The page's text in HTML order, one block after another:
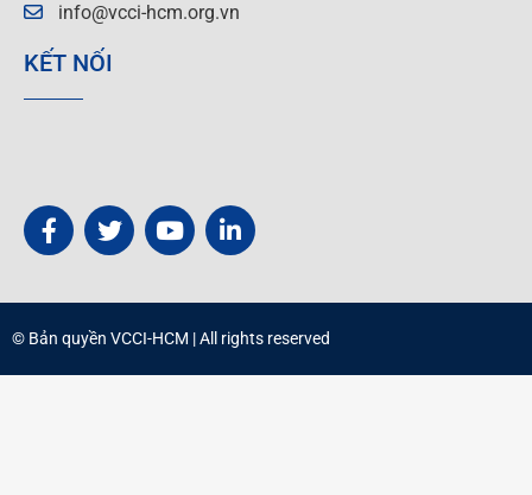
info@vcci-hcm.org.vn
KẾT NỐI
© Bản quyền VCCI-HCM | All rights reserved